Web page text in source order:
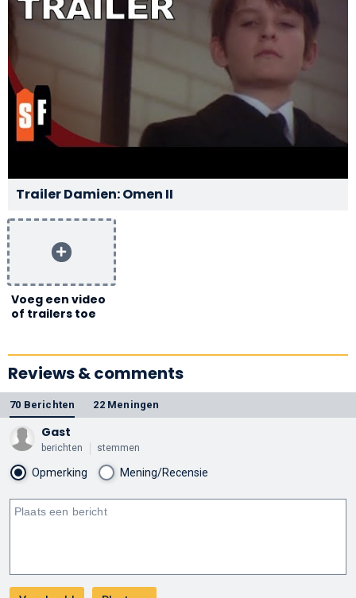
Trailer Damien: Omen II
Voeg een video
of trailers toe
Reviews & comments
70 Berichten 22 Meningen
Gast
berichten stemmen
Opmerking Mening/Recensie